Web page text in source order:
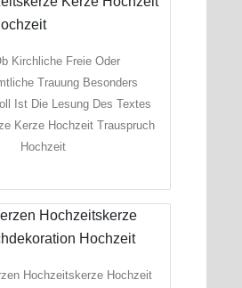
Kirchliche Freie Oder
Trauung Besonders
Ist Die Lesung Des Textes
Kerze Hochzeit Trauspruch
Hochzeit
Hochzeitskerze Hochzeit